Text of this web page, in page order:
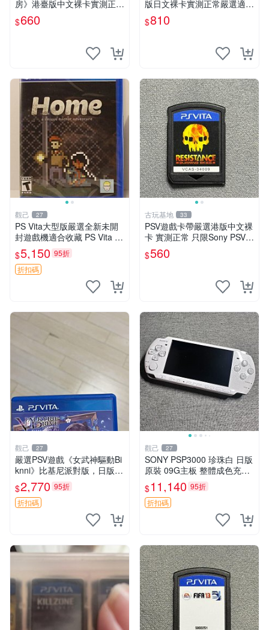
房》港臺版中文裸卡實測正常
嚴選直銷僅售不退不換單次2
張起享優惠 煉金工房 游戲卡
$660
版日文裸卡實測正常嚴選適合
收藏2張起享優惠 假面騎士
創生 PSV 卡帶
$810
觀己 27
PS Vita大型版嚴選全新未開
封遊戲機適合收藏 PS Vita 新
型號 家用遊戲機 直營店優選
$5,150 95折
折扣碼
古玩基地 33
PSV遊戲卡帶嚴選港版中文裸
卡 實測正常 只限Sony PSV運
行 二合一折扣優惠 psv 港版
卡帶
$560
觀己 27
嚴選PSV遊戲《女武神驅動Bi
knni》比基尼派對版，日版原
裝，PSV獨佔新古態，附原裝
包裝，閒置出售中。女武神 P
SV 美少女
$2,770 95折
折扣碼
觀己 27
SONY PSP3000 珍珠白 日版
原裝 09G主板 整體成色充新
不漂移 按鍵順滑 PSP3000
電腦遊戲機 PSP1189390 屏
幕老化
$11,140 95折
折扣碼